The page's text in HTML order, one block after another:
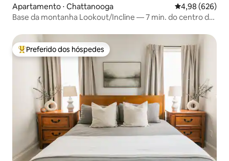
Apartamento ⋅ Chattanooga 4,98 de uma
4,98 (626)
Base da montanha Lookout/Incline — 7 min. do centro da
Entre os melhores preferidos dos hóspedes
Preferido dos hóspedes